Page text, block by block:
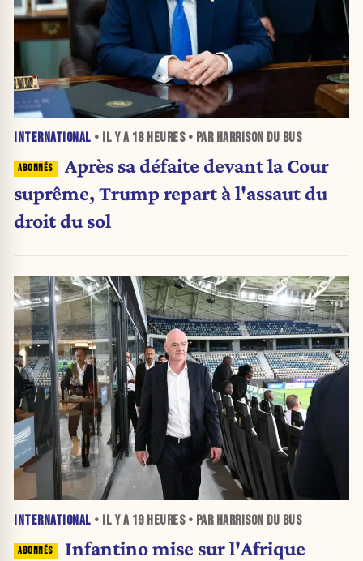
INTERNATIONAL • IL Y A 18 HEURES• PAR HARRISON DU BUS
Après sa défaite devant la Cour
suprême, Trump repart à l'assaut du
droit du sol
INTERNATIONAL • IL Y A 19 HEURES• PAR HARRISON DU BUS
Infantino mise sur l'Afrique